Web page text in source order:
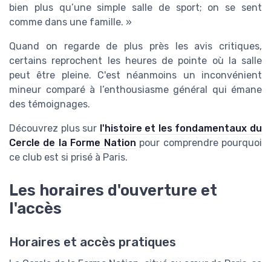
bien plus qu’une simple salle de sport; on se sent
comme dans une famille. »
Quand on regarde de plus près les avis critiques,
certains reprochent les heures de pointe où la salle
peut être pleine. C'est néanmoins un inconvénient
mineur comparé à l’enthousiasme général qui émane
des témoignages.
Découvrez plus sur l'histoire et les fondamentaux du
Cercle de la Forme Nation pour comprendre pourquoi
ce club est si prisé à Paris.
Les horaires d'ouverture et
l'accès
Horaires et accès pratiques